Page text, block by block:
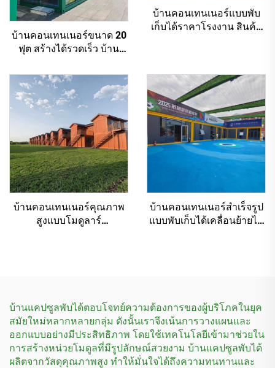
บ้านคอนเทนเนอร์ขนาด 20
ฟุต สร้างได้รวดเร็ว บ้าน
เปอร์มาร์เก็ตกลางแจ้งแบบ
พับเก็บได้
บ้านคอนเทนเนอร์แบบพับ
เก็บได้ราคาโรงงาน สินค้า
บ้านคอนเทนเนอร์คุณภาพ
สูงแบบโมดูลาร์
บ้านคอนเทนเนอร์สำเร็จรูป
แบบพับเก็บได้เคลื่อนย้ายได้
บ้านแคปซูลพับได้ตอบโจทย์ความต้องการของผู้บริโภคในยุค
สมัยใหม่หลากหลายกลุ่ม ดังนั้นเราจึงเน้นการวางแผนและ
ออกแบบอย่างมีประสิทธิภาพ โดยใช้เทคโนโลยีเข้ามาช่วยใน
การสร้างหน่วยโมดูลที่มีรูปลักษณ์สวยงาม บ้านแคปซูลพับได้
ผลิตจากวัสดุคุณภาพสูง ทำให้มั่นใจได้ถึงความทนทานและ